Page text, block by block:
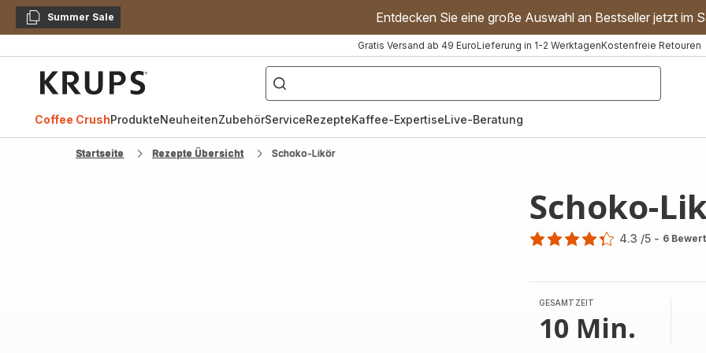
KopierenSummer Sale Entdecken Sie eine große Auswahl an Bestseller jetzt im
Gratis Versand ab 49 EuroLieferung in 1-2 WerktagenKostenfreie Retouren
["Kaffeevollautomat","Handmixer","Waffeleisen"]
Coffee CrushProdukteNeuheitenZubehörServiceRezepteKaffee-ExpertiseLive-Beratung
Startseite Rezepte Übersicht Schoko-Likör
Schoko-
4.3 /5 - 6
GESAMTZEIT
10 Min.